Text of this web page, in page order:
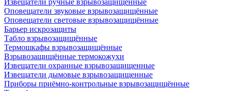
Извещатели ручные взрывозащищённые
Оповещатели звуковые взрывозащищённые
Оповещатели световые взрывозащищённые
Барьер искрозащиты
Табло взрывозащищённые
Термошкафы взрывозащищённые
Взрывозащищённые термокожухи
Извещатели охранные взрывозащищенные
Извещатели дымовые взрывозащищенные
Приборы приёмно-контрольные взрывозащищённые